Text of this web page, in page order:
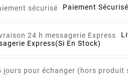
Paiement Sécurisé
Express(si En Stock)